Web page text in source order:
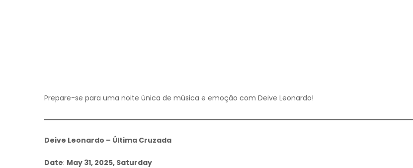
Prepare-se para uma noite única de música e emoção com Deive Leonardo!
Deive Leonardo – Última Cruzada
Date: May 31, 2025, Saturday